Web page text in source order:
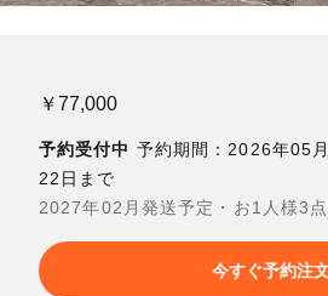
￥77,000
予約受付中 予約期間：2026年05
22日まで
2027年02月発送予定・お1人様3
今すぐ予約注